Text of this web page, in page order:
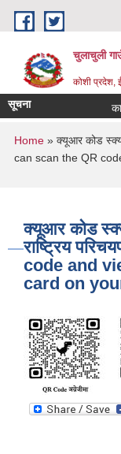
Skip to main content
चुलाचुली
कोशी प्रदेश,
सूचना
You are
Home» क्यूआर कोड
can scan the QR
क्यूआर कोड
राष्ट्रिय
code and
card on